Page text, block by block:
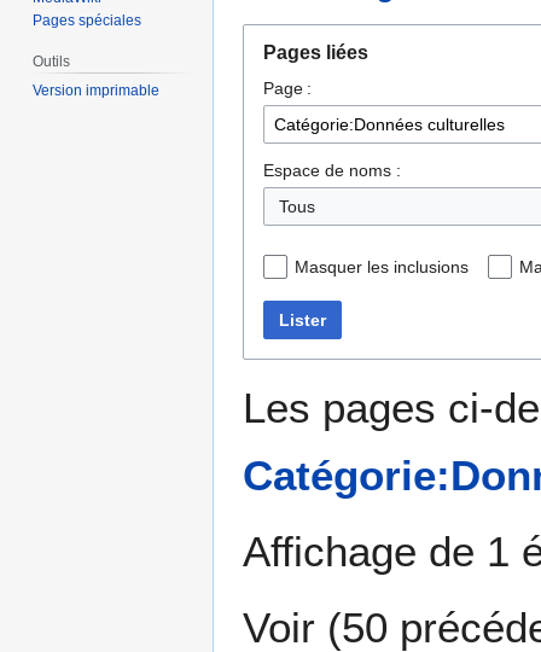
navigation
recherche
Pages liées
Page :
Espace de noms :
Tous
Masquer les inclusions
Lister
Les pages ci-
Affichage de 1
Voir (50
Pages spéciales
Outils
Version imprimable